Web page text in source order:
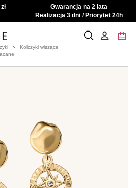
Gwarancja na 2 lata
Realizacja 3 dni / Priorytet 24h
Kolczyki wiszące